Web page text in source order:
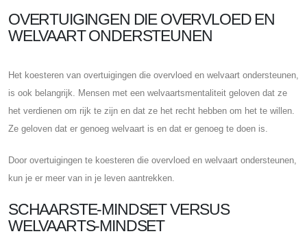
OVERTUIGINGEN DIE OVERVLOED EN
WELVAART ONDERSTEUNEN
Het koesteren van overtuigingen die overvloed en welvaart ondersteunen,
is ook belangrijk. Mensen met een welvaartsmentaliteit geloven dat ze
het verdienen om rijk te zijn en dat ze het recht hebben om het te willen.
Ze geloven dat er genoeg welvaart is en dat er genoeg te doen is.
Door overtuigingen te koesteren die overvloed en welvaart ondersteunen,
kun je er meer van in je leven aantrekken.
SCHAARSTE-MINDSET VERSUS
WELVAARTS-MINDSET